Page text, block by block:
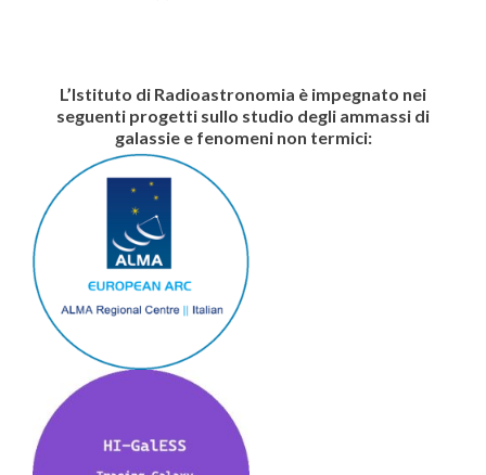
L’Istituto di Radioastronomia è impegnato nei
seguenti progetti sullo studio degli ammassi di
galassie e fenomeni non termici: